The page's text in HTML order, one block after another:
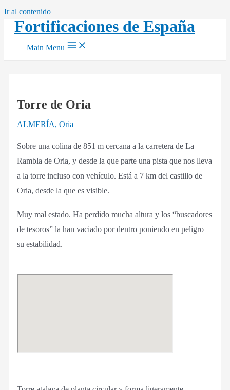
Ir al contenido
Fortificaciones de España
Main Menu
Torre de Oria
ALMERÍA,Oria
Sobre una colina de 851 m cercana a la carretera de La
Rambla de Oria, y desde la que parte una pista que nos lleva
a la torre incluso con vehículo. Está a 7 km del castillo de
Oria, desde la que es visible.
Muy mal estado. Ha perdido mucha altura y los “buscadores
de tesoros” la han vaciado por dentro poniendo en peligro
su estabilidad.